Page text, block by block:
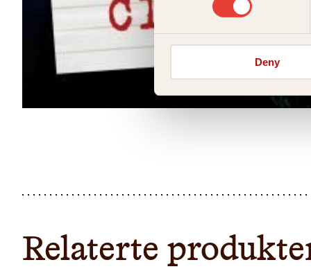
Deny
Relaterte